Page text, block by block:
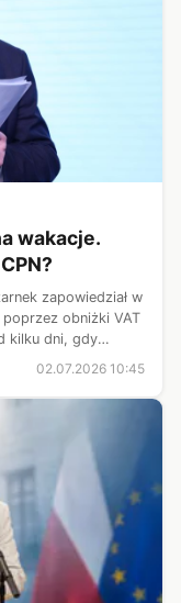
wakacje.
zapowiedział w
obniżki VAT
kilku dni, gdy
obecne
02.07.2026 10:45